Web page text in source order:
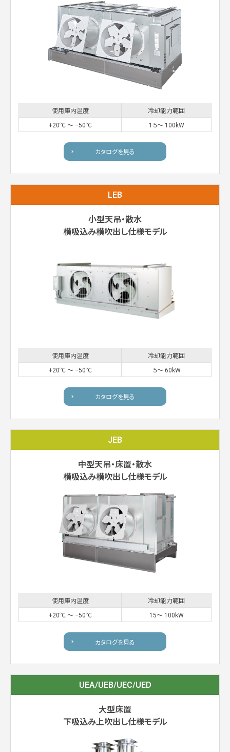
使用庫内温度
冷却能力範囲
+20℃ 〜 −50℃
1５〜 100kW
カタログを見る
LEB
小型天吊・散水
横吸込み横吹出し仕様モデル
使用庫内温度
冷却能力範囲
+20℃ 〜 −50℃
５〜 60kW
カタログを見る
JEB
中型天吊・床置・散水
横吸込み横吹出し仕様モデル
使用庫内温度
冷却能力範囲
+20℃ 〜 −50℃
15〜 100kW
カタログを見る
UEA/UEB/UEC/UED
大型床置
下吸込み上吹出し仕様モデル